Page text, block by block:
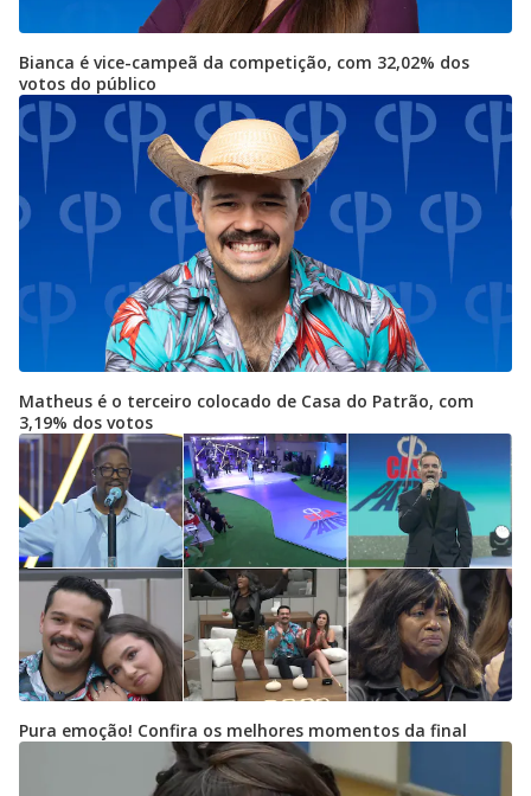
Bianca é vice-campeã da competição, com 32,02% dos
votos do público
Matheus é o terceiro colocado de Casa do Patrão, com
3,19% dos votos
Pura emoção! Confira os melhores momentos da final